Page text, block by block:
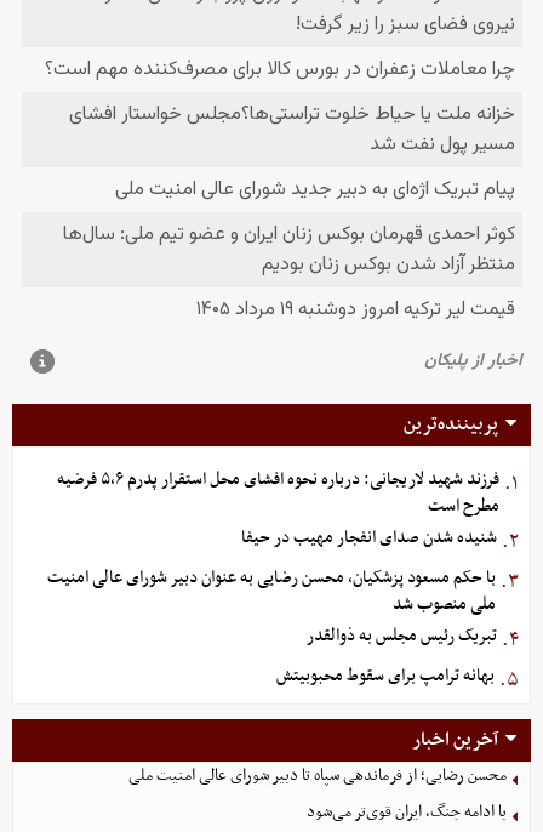
پربیننده‌ترین
۱.
فرزند شهید لاریجانی: درباره نحوه افشای محل استقرار پدرم ۵،۶ فرضیه
مطرح است
۲. شنیده شدن صدای انفجار مهیب در حیفا
۳. با حکم مسعود پزشکیان، محسن رضایی به عنوان دبیر شورای عالی امنیت
ملی منصوب شد
۴. تبریک رئیس مجلس به ذوالقدر
۵. بهانه ترامپ برای سقوط محبوبیتش
آخرین اخبار
محسن رضایی؛ از فرماندهی سپاه تا دبیر شورای عالی امنیت ملی
با ادامه جنگ، ایران قوی‌تر می‌شود